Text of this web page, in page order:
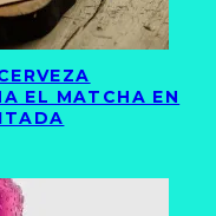
EL MATCHA EN